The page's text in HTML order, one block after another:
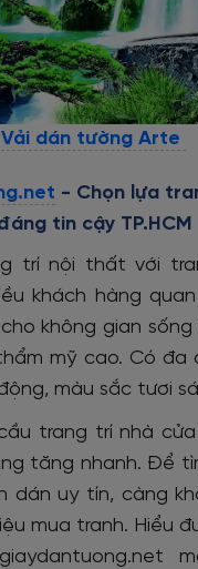
Vải dán tường Arte
- Chọn lựa
tin cậy TP.HCM
trí nội thất với
khách hàng
không gian sống
mỹ cao. Có đa
màu sắc tươi
trang trí nhà
tăng nhanh. Để
dán uy tín, càng
mua tranh. Hiểu